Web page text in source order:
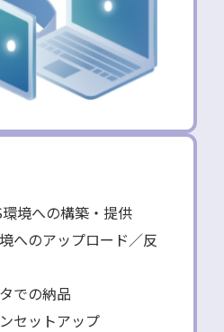
境への構築・提供
へのアップロード／反
での納品
セットアップ